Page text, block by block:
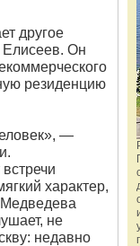
другое
Он
резиденцию
—
характер,
Медведева
не
недавно